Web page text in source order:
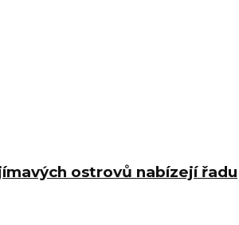
ostrovů nabízejí řadu